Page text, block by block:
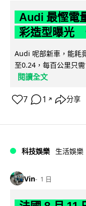
Audi 最慳
彩造型曝光
Audi 呢部新車，能耗
至0.24，每百公里只
閱讀全文
7 1 ↗ 分享
科技娛樂 生活娛樂
Vin 1 日